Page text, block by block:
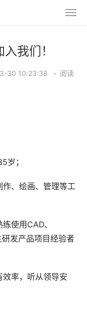
我们！
30 10:23:38 • 阅读
岁；
、绘画、管理等工
使用CAD、
发产品项目经验者
率，听从领导安